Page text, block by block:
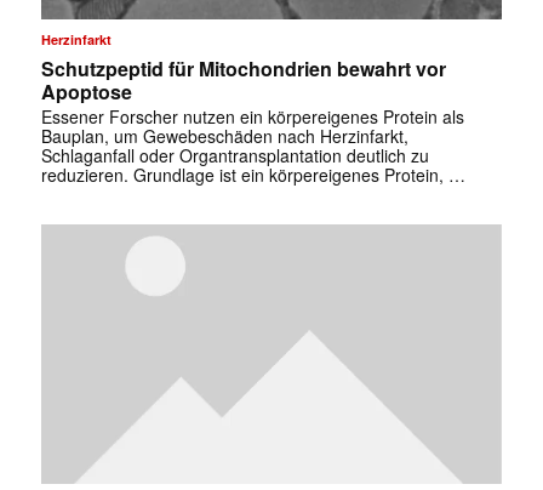
Herzinfarkt
Schutzpeptid für Mitochondrien bewahrt vor
Apoptose
Essener Forscher nutzen ein körpereigenes Protein als
Bauplan, um Gewebeschäden nach Herzinfarkt,
Schlaganfall oder Organtransplantation deutlich zu
reduzieren. Grundlage ist ein körpereigenes Protein, …